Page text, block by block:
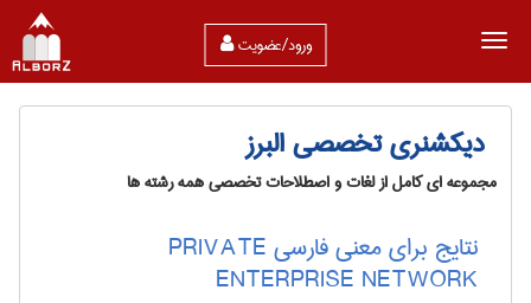
ورود/عضویت
دیکشنری تخصصی البرز
مجموعه ای کامل از لغات و اصطلاحات تخصصی همه رشته ها
نتایج برای معنی فارسی PRIVATE
ENTERPRISE NETWORK